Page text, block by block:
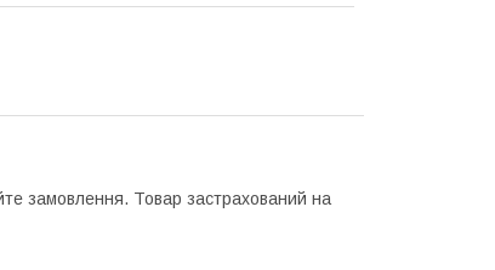
замовлення. Товар застрахований на